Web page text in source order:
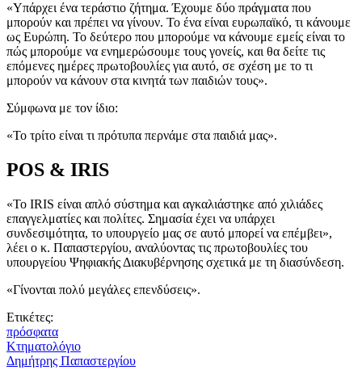
«Υπάρχει ένα τεράστιο ζήτημα. Έχουμε δύο πράγματα που
μπορούν και πρέπει να γίνουν. Το ένα είναι ευρωπαϊκό, τι κάνουμε
ως Ευρώπη. Το δεύτερο που μπορούμε να κάνουμε εμείς είναι το
πώς μπορούμε να ενημερώσουμε τους γονείς, και θα δείτε τις
επόμενες ημέρες πρωτοβουλίες για αυτό, σε σχέση με το τι
μπορούν να κάνουν στα κινητά των παιδιών τους».
Σύμφωνα με τον ίδιο:
«Το τρίτο είναι τι πρότυπα περνάμε στα παιδιά μας».
POS & IRIS
«Το IRIS είναι απλό σύστημα και αγκαλιάστηκε από χιλιάδες
επαγγελματίες και πολίτες. Σημασία έχει να υπάρχει
συνδεσιμότητα, το υπουργείο μας σε αυτό μπορεί να επέμβει»,
λέει ο κ. Παπαστεργίου, αναλύοντας τις πρωτοβουλίες του
υπουργείου Ψηφιακής Διακυβέρνησης σχετικά με τη διασύνδεση.
«Γίνονται πολύ μεγάλες επενδύσεις».
Ετικέτες:
πρόσφατα
Κτηματολόγιο
Δημήτρης Παπαστεργίου